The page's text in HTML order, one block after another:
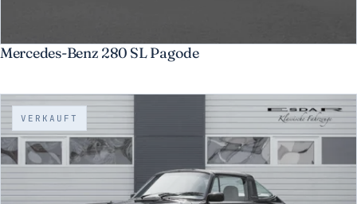
Mercedes-Benz 280 SL Pagode
VERKAUFT